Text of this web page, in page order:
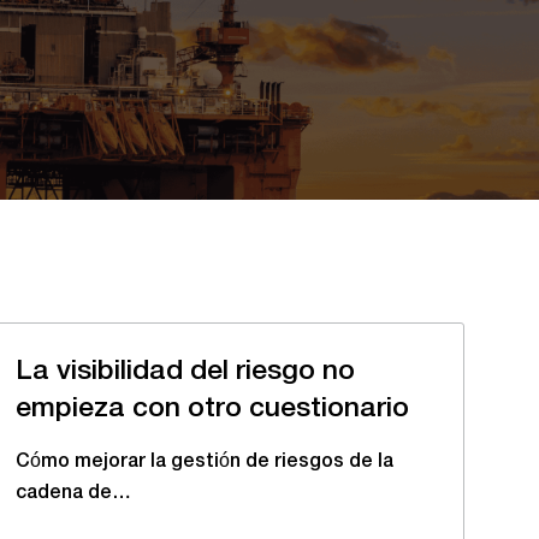
La visibilidad del riesgo no
empieza con otro cuestionario
Cómo mejorar la gestión de riesgos de la
cadena de…